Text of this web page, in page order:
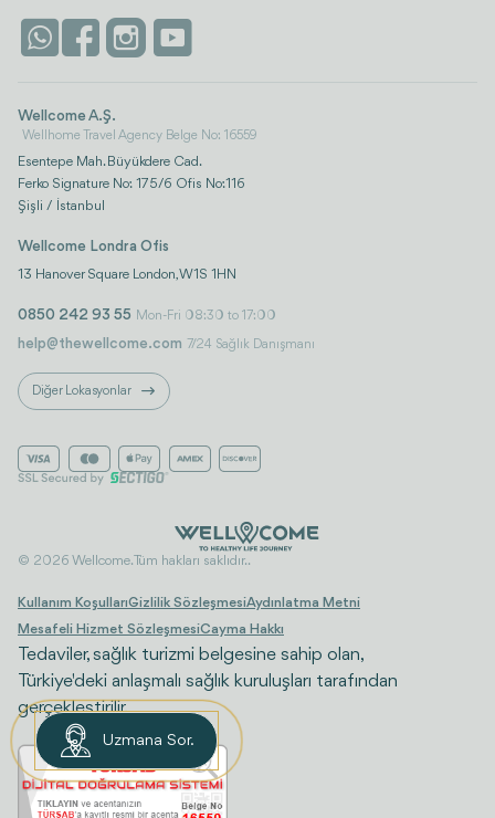
Life Platform
İstanbul
Wellcome A.Ş.
Wellhome Travel Agency Belge No: 16559
Esentepe Mah. Büyükdere Cad.
Ferko Signature No: 175/6 Ofis No:116
Şişli / İstanbul
Wellcome Londra Ofis
13 Hanover Square London, W1S 1HN
0850 242 93 55 Mon-Fri 08:30 to 17:00
help@thewellcome.com 7/24 Sağlık Danışmanı
Diğer Lokasyonlar
© 2026 Wellcome. Tüm hakları saklıdır..
Kullanım KoşullarıGizlilik SözleşmesiAydınlatma Metni
Mesafeli Hizmet SözleşmesiCayma Hakkı
Tedaviler, sağlık turizmi belgesine sahip olan,
Türkiye'deki anlaşmalı sağlık kuruluşları tarafından
gerçekleştirilir.
Uzmana Sor.